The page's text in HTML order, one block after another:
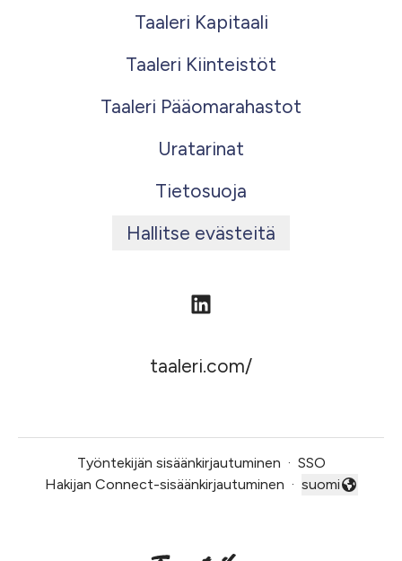
Taaleri Kapitaali
Taaleri Kiinteistöt
Taaleri Pääomarahastot
Uratarinat
Tietosuoja
Hallitse evästeitä
taaleri.com/
Työntekijän sisäänkirjautuminen · SSO
Hakijan Connect-sisäänkirjautuminen ·
Vaihda kieli
suomi